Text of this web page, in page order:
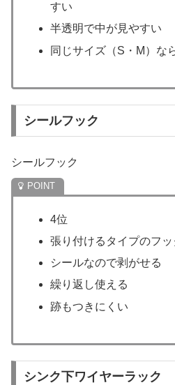
すい
半透明で中が見やすい
同じサイズ（S・M）な
シールフック
シールフック
4位
張り付けるタイプのフッ
シールなので剥がせる
繰り返し使える
跡もつきにくい
シンク下ワイヤーラック